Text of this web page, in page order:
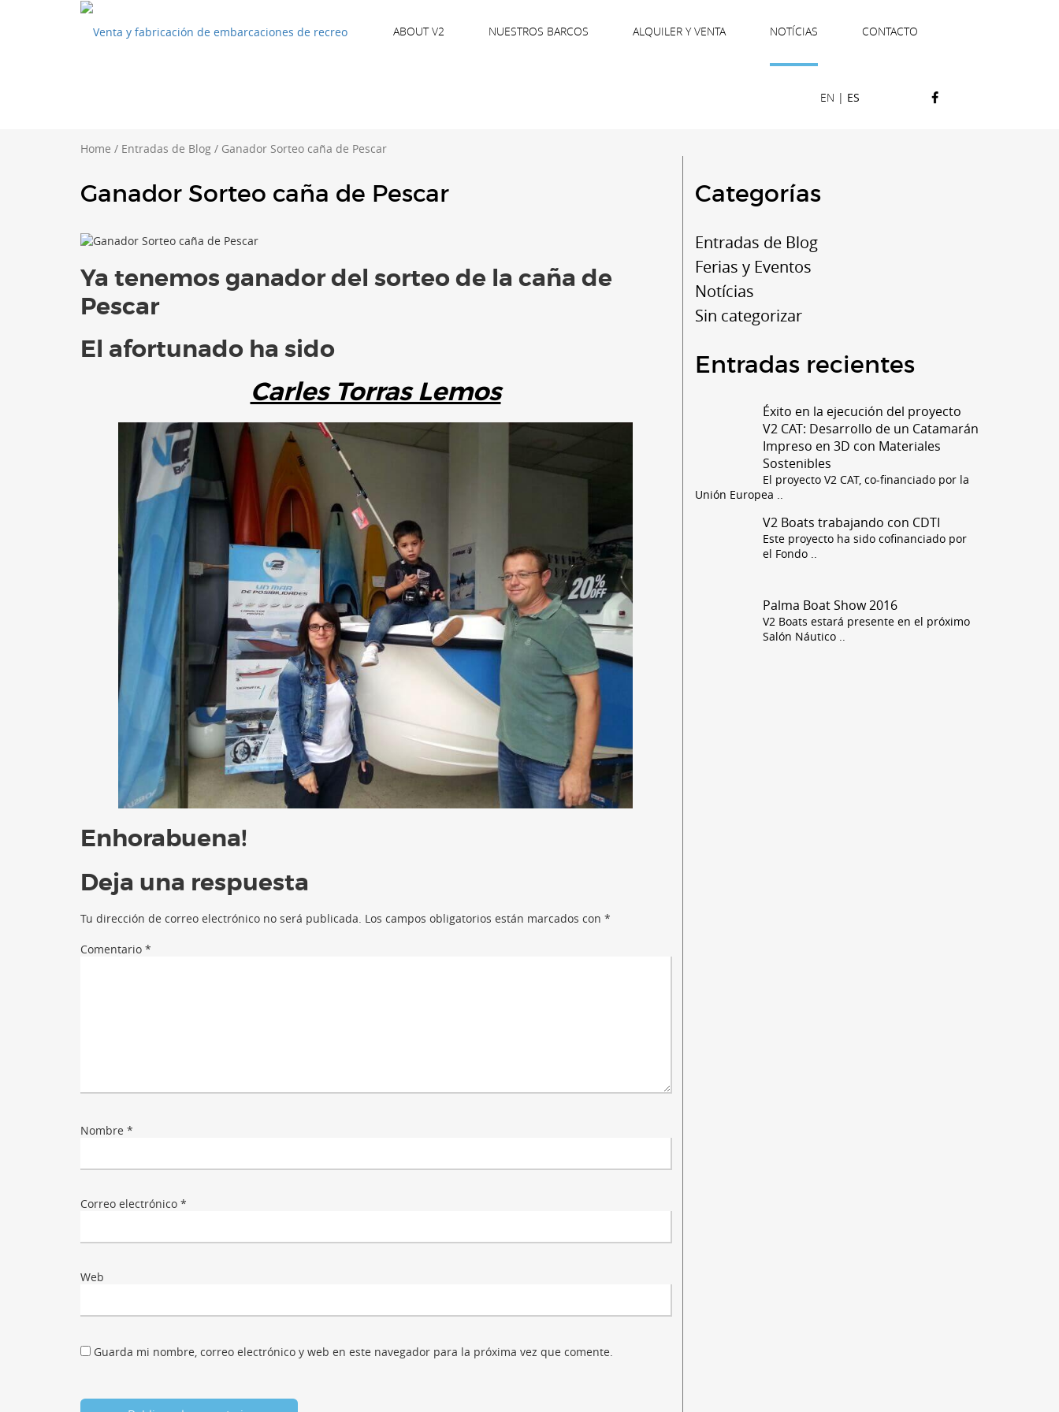
ABOUT V2 NUESTROS BARCOS ALQUILER Y VENTA NOTÍCIAS CONTACTO
EN | ES
Home / Entradas de Blog / Ganador Sorteo caña de Pescar
Ganador Sorteo caña de Pescar
Ya tenemos ganador del sorteo de la caña de
Pescar
El afortunado ha sido
Carles Torras Lemos
Enhorabuena!
Deja una respuesta
Tu dirección de correo electrónico no será publicada. Los campos obligatorios están marcados con *
Comentario *
Nombre *
Correo electrónico *
Web
Guarda mi nombre, correo electrónico y web en este navegador para la próxima vez que comente.
Categorías
Entradas de Blog
Ferias y Eventos
Notícias
Sin categorizar
Entradas recientes
Éxito en la ejecución del proyecto
V2 CAT: Desarrollo de un Catamarán
Impreso en 3D con Materiales
Sostenibles
El proyecto V2 CAT, co-financiado por la
Unión Europea ..
V2 Boats trabajando con CDTI
Este proyecto ha sido cofinanciado por
el Fondo ..
Palma Boat Show 2016
V2 Boats estará presente en el próximo
Salón Náutico